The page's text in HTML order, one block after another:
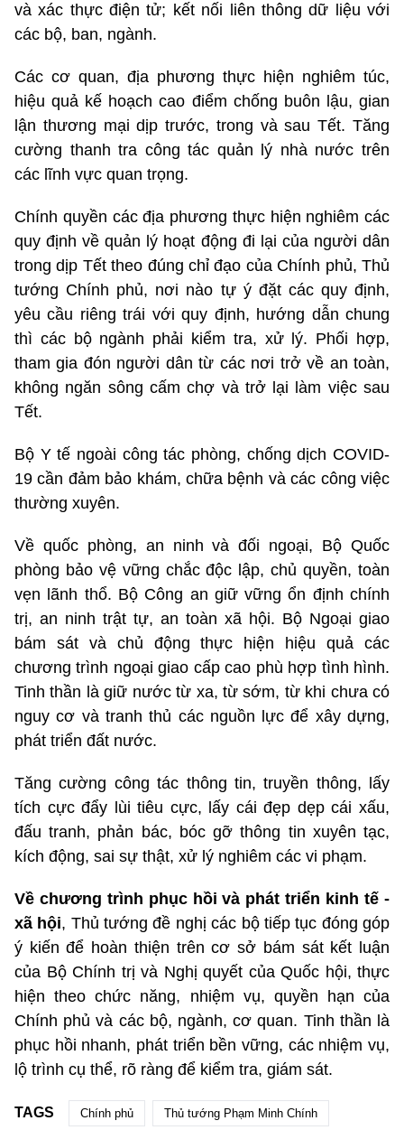
và xác thực điện tử; kết nối liên thông dữ liệu với
các bộ, ban, ngành.
Các cơ quan, địa phương thực hiện nghiêm túc,
hiệu quả kế hoạch cao điểm chống buôn lậu, gian
lận thương mại dịp trước, trong và sau Tết. Tăng
cường thanh tra công tác quản lý nhà nước trên
các lĩnh vực quan trọng.
Chính quyền các địa phương thực hiện nghiêm các
quy định về quản lý hoạt động đi lại của người dân
trong dịp Tết theo đúng chỉ đạo của Chính phủ, Thủ
tướng Chính phủ, nơi nào tự ý đặt các quy định,
yêu cầu riêng trái với quy định, hướng dẫn chung
thì các bộ ngành phải kiểm tra, xử lý. Phối hợp,
tham gia đón người dân từ các nơi trở về an toàn,
không ngăn sông cấm chợ và trở lại làm việc sau
Tết.
Bộ Y tế ngoài công tác phòng, chống dịch COVID-
19 cần đảm bảo khám, chữa bệnh và các công việc
thường xuyên.
Về quốc phòng, an ninh và đối ngoại, Bộ Quốc
phòng bảo vệ vững chắc độc lập, chủ quyền, toàn
vẹn lãnh thổ. Bộ Công an giữ vững ổn định chính
trị, an ninh trật tự, an toàn xã hội. Bộ Ngoại giao
bám sát và chủ động thực hiện hiệu quả các
chương trình ngoại giao cấp cao phù hợp tình hình.
Tinh thần là giữ nước từ xa, từ sớm, từ khi chưa có
nguy cơ và tranh thủ các nguồn lực để xây dựng,
phát triển đất nước.
Tăng cường công tác thông tin, truyền thông, lấy
tích cực đẩy lùi tiêu cực, lấy cái đẹp dẹp cái xấu,
đấu tranh, phản bác, bóc gỡ thông tin xuyên tạc,
kích động, sai sự thật, xử lý nghiêm các vi phạm.
Về chương trình phục hồi và phát triển kinh tế -
xã hội, Thủ tướng đề nghị các bộ tiếp tục đóng góp
ý kiến để hoàn thiện trên cơ sở bám sát kết luận
của Bộ Chính trị và Nghị quyết của Quốc hội, thực
hiện theo chức năng, nhiệm vụ, quyền hạn của
Chính phủ và các bộ, ngành, cơ quan. Tinh thần là
phục hồi nhanh, phát triển bền vững, các nhiệm vụ,
lộ trình cụ thể, rõ ràng để kiểm tra, giám sát.
TAGS Chính phủ Thủ tướng Phạm Minh Chính